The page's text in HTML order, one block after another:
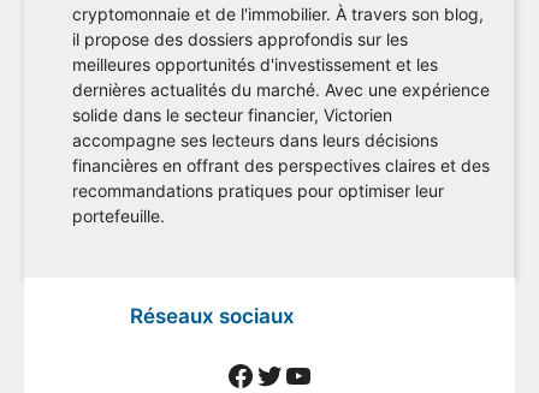
cryptomonnaie et de l'immobilier. À travers son blog,
il propose des dossiers approfondis sur les
meilleures opportunités d'investissement et les
dernières actualités du marché. Avec une expérience
solide dans le secteur financier, Victorien
accompagne ses lecteurs dans leurs décisions
financières en offrant des perspectives claires et des
recommandations pratiques pour optimiser leur
portefeuille.
Réseaux sociaux
Facebook
Twitter
YouTube